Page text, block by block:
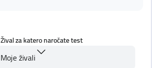
Žival za katero naročate test
Moje živali